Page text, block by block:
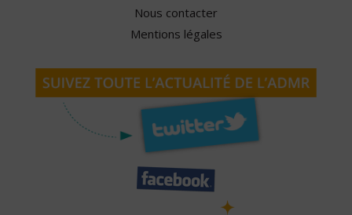
Nous contacter
Mentions légales